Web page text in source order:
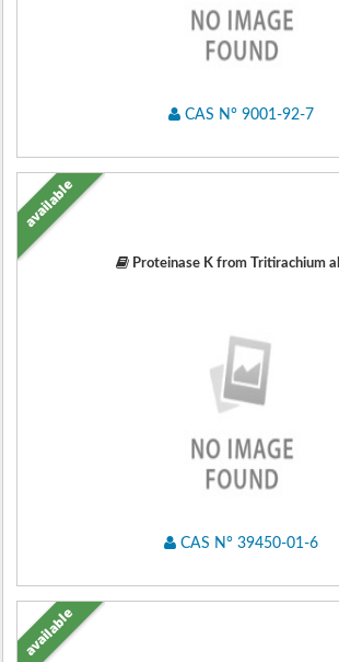
CAS N° 9001-92-7
Proteinase K from Tritirachium
available
CAS N° 39450-01-6
available